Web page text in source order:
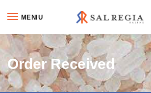
MENIU
Order Received